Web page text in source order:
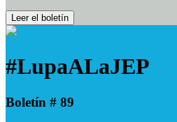
Leer el boletín
#LupaALaJEP
Boletín # 89